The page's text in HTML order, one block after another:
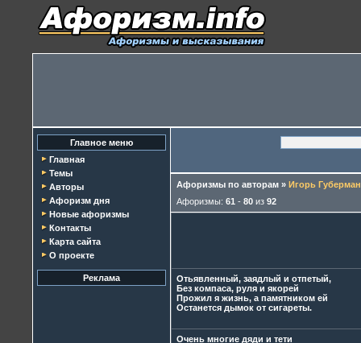
Главное меню
Главная
Темы
Авторы
Афоризм дня
Новые афоризмы
Контакты
Карта сайта
О проекте
Реклама
Афоризмы по авторам » Игорь Губерман
Афоризмы: 61 - 80 из 92
Отьявленный, заядлый и отпетый,
Без компаса, руля и якорей
Прожил я жизнь, а памятником ей
Останется дымок от сигареты.
Очень многие дяди и тети